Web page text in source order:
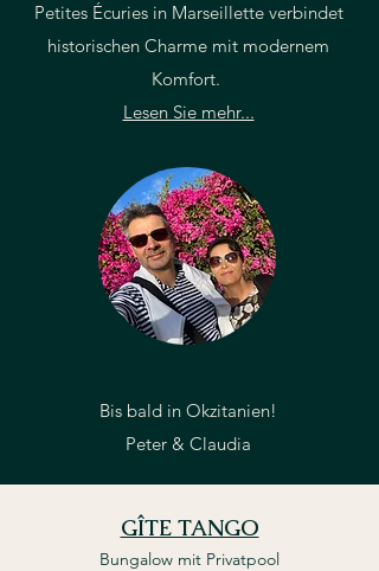
Petites Écuries in Marseillette verbindet
historischen Charme mit modernem
Komfort.
Lesen Sie mehr...
Bis bald in Okzitanien!
Peter & Claudia
GÎTE TANGO
Bungalow mit Privatpool